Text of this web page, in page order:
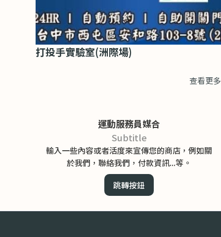
打投手實驗室(洲際場)
查看更多
運動服務員媒合
Subtitle
輸入一些內容或者活度來宣傳您的商店，例如關
於我們，聯絡我們，付款資訊...等。
跳轉按鈕